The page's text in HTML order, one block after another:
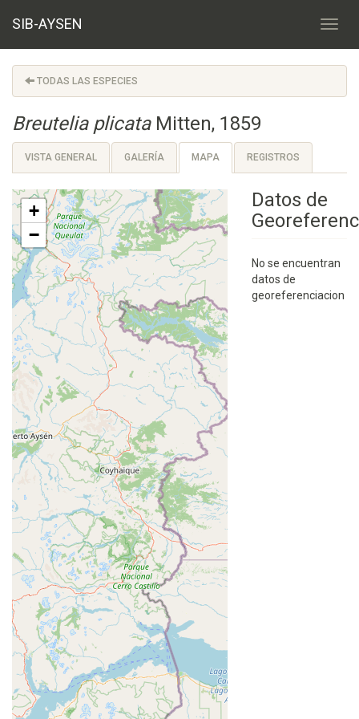
SIB-AYSEN
TODAS LAS ESPECIES
Breutelia plicataMitten, 1859
VISTA GENERAL GALERÍA MAPA REGISTROS
+
−
Datos de
No se encuentran
datos de
georeferenciacion